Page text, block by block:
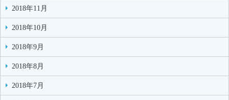
2018年11月
2018年10月
2018年9月
2018年8月
2018年7月